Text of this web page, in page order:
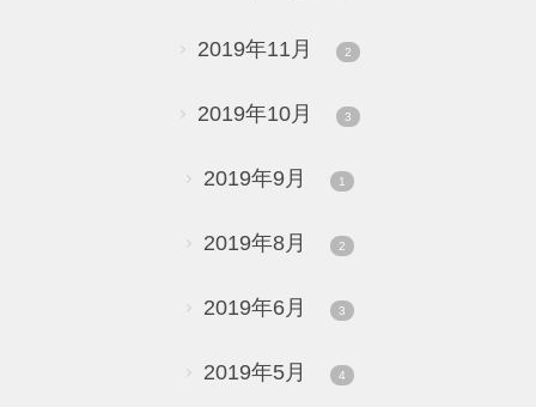
2019年11月 2
2019年10月 3
2019年9月 1
2019年8月 2
2019年6月 3
2019年5月 4